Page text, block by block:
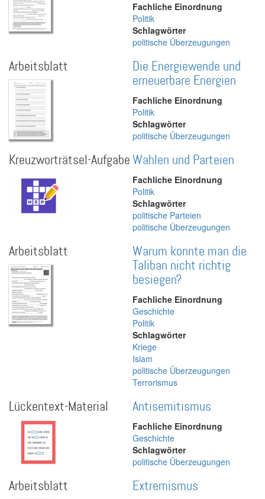
Fachliche Einordnung
Politik
Schlagwörter
politische Überzeugungen
Arbeitsblatt
Die Energiewende und
erneuerbare Energien
Fachliche Einordnung
Politik
Schlagwörter
politische Überzeugungen
Kreuzworträtsel-AufgabeWahlen und Parteien
Fachliche Einordnung
Politik
Schlagwörter
politische Parteien
politische Überzeugungen
Arbeitsblatt
Warum konnte man die
Taliban nicht richtig
besiegen?
Fachliche Einordnung
Geschichte
Politik
Schlagwörter
Kriege
Islam
politische Überzeugungen
Terrorismus
Lückentext-Material Antisemitismus
Fachliche Einordnung
Geschichte
Schlagwörter
politische Überzeugungen
Arbeitsblatt Extremismus